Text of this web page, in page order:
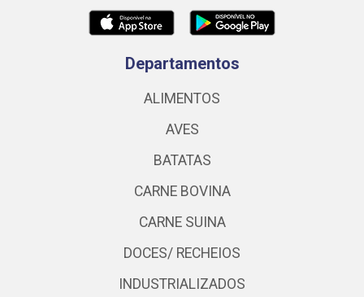
Departamentos
ALIMENTOS
AVES
BATATAS
CARNE BOVINA
CARNE SUINA
DOCES/ RECHEIOS
INDUSTRIALIZADOS